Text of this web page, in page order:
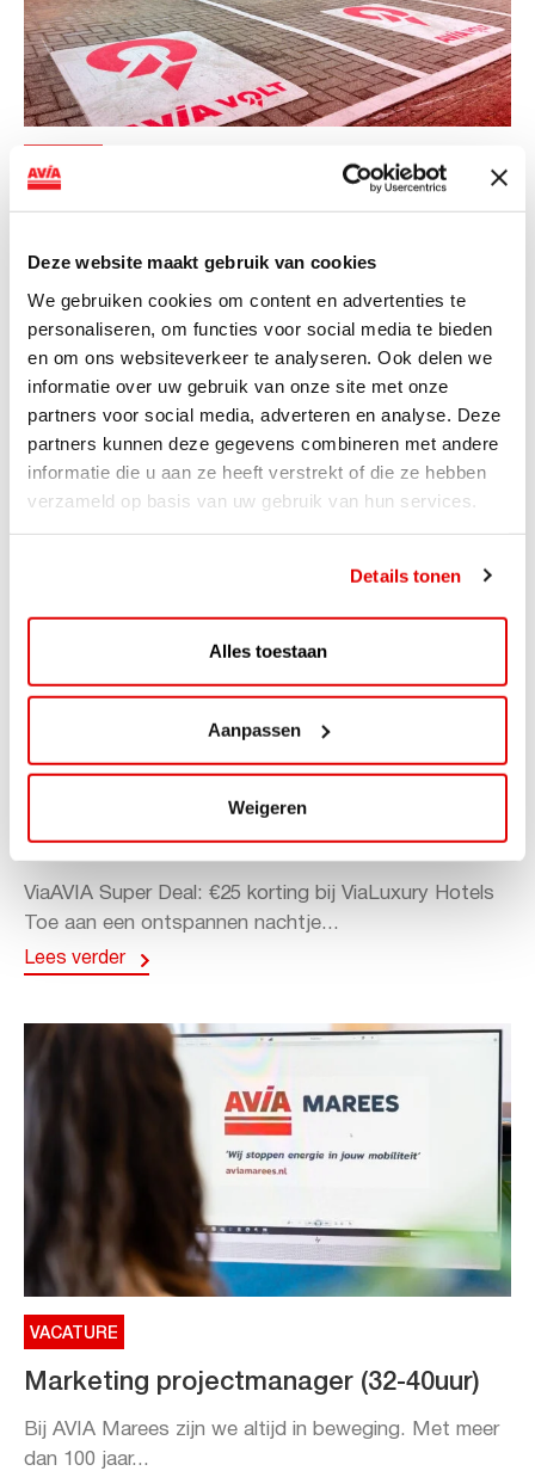
Deze website maakt gebruik van cookies
We gebruiken cookies om content en advertenties te
personaliseren, om functies voor social media te bieden
en om ons websiteverkeer te analyseren. Ook delen we
informatie over uw gebruik van onze site met onze
partners voor social media, adverteren en analyse. Deze
partners kunnen deze gegevens combineren met andere
informatie die u aan ze heeft verstrekt of die ze hebben
verzameld op basis van uw gebruik van hun services.
Details tonen
Alles toestaan
Aanpassen
Weigeren
NIEUWS
AVIA VOLT en Fletcher Hotels starten
snellaadinfrastructuur
AVIA VOLT en Fletcher Hotels starten landelijke uitrol
van DC-snellaadinfrastructuur AVIA VOLT en...
Lees verder
ACTIE
ViaAVIA Super Deal: 20% korting bij
ViaLuxury Hotels
ViaAVIA Super Deal: €25 korting bij ViaLuxury Hotels
Toe aan een ontspannen nachtje...
Lees verder
VACATURE
Marketing projectmanager (32-40uur)
Bij AVIA Marees zijn we altijd in beweging. Met meer
dan 100 jaar...